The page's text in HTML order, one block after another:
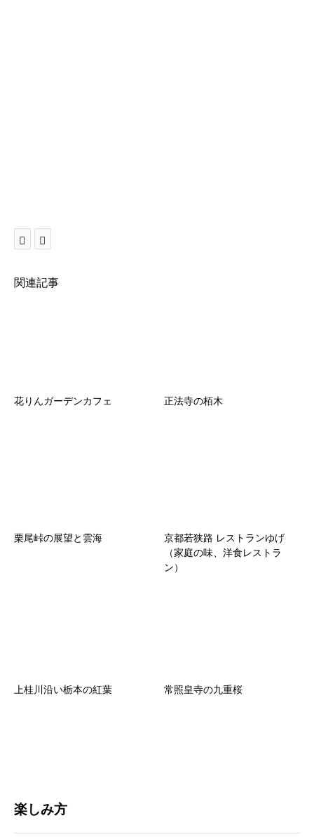
関連記事
花りんガーデンカフェ 正法寺の栢木
栗尾峠の展望と雲海
京都若狭路 レストランゆげ
（家庭の味、洋食レストラ
ン）
上桂川沿い栃本の紅葉 常照皇寺の九重桜
楽しみ方